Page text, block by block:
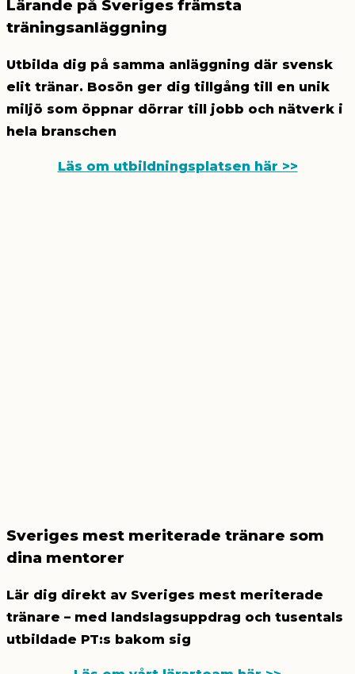
Lärande på Sveriges främsta
träningsanläggning
Utbilda dig på samma anläggning där svensk
elit tränar. Bosön ger dig tillgång till en unik
miljö som öppnar dörrar till jobb och nätverk i
hela branschen
Läs om utbildningsplatsen här >>
Sveriges mest meriterade tränare som
dina mentorer
Lär dig direkt av Sveriges mest meriterade
tränare – med landslagsuppdrag och tusentals
utbildade PT:s bakom sig